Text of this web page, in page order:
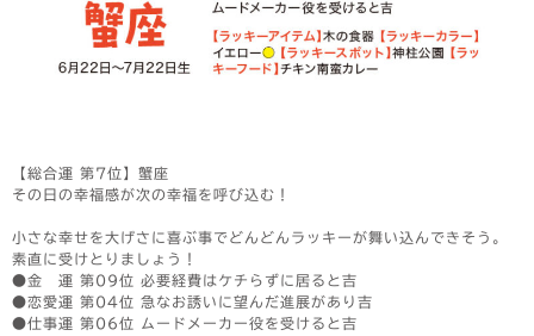
【総合運 第7位】蟹座
その日の幸福感が次の幸福を呼び込む！
小さな幸せを大げさに喜ぶ事でどんどんラッキーが舞い込んできそう。
素直に受けとりましょう！
●金 運 第09位 必要経費はケチらずに居ると吉
●恋愛運 第04位 急なお誘いに望んだ進展があり吉
●仕事運 第06位 ムードメーカー役を受けると吉